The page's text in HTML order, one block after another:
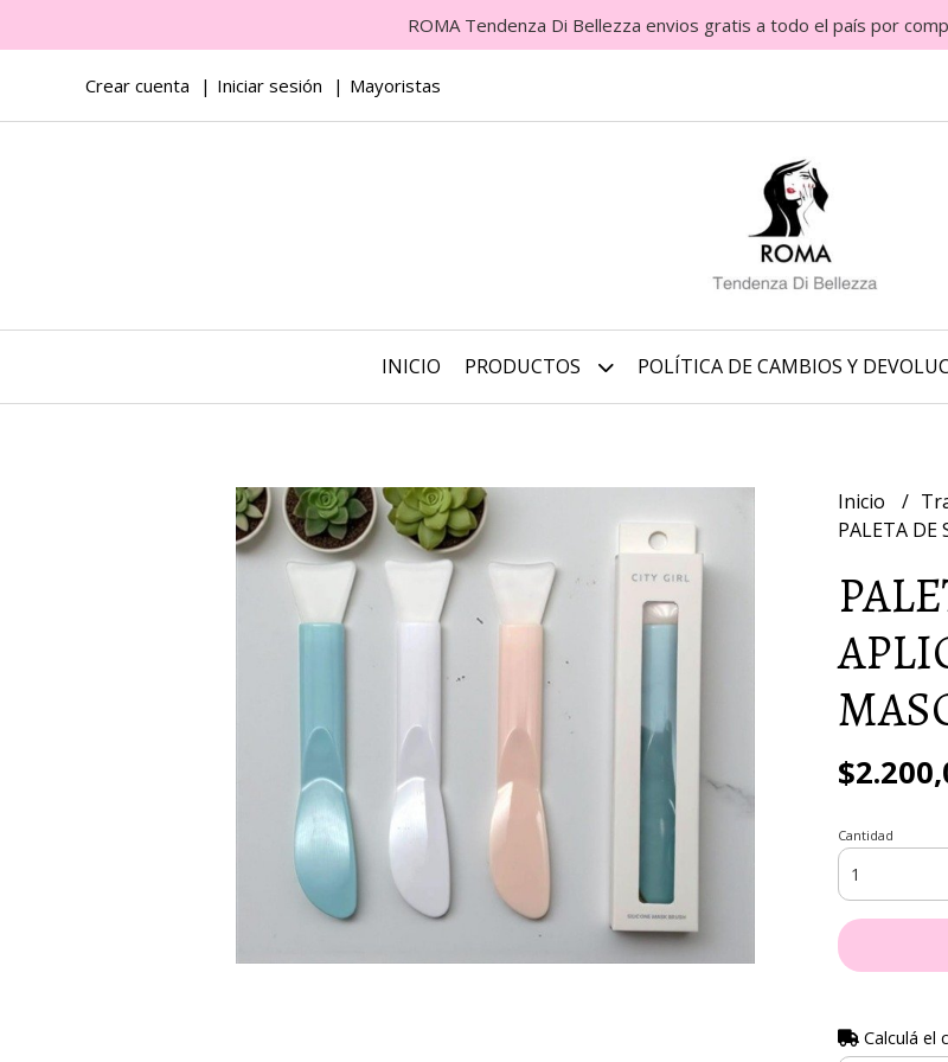
ROMA Tendenza Di Bellezza envios gratis a todo el país por
Crear cuenta Iniciar sesión Mayoristas
INICIO PRODUCTOS POLÍTICA DE CAMBIOS Y
Inicio
PALETA DE
Cantidad
Calculá el